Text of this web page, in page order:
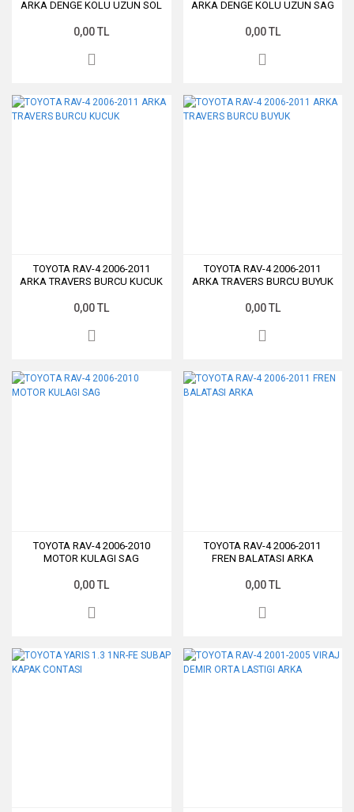
ARKA DENGE KOLU UZUN SOL
0,00 TL
ARKA DENGE KOLU UZUN SAG
0,00 TL
TOYOTA RAV-4 2006-2011
ARKA TRAVERS BURCU KUCUK
0,00 TL
TOYOTA RAV-4 2006-2011
ARKA TRAVERS BURCU BUYUK
0,00 TL
TOYOTA RAV-4 2006-2010
MOTOR KULAGI SAG
0,00 TL
TOYOTA RAV-4 2006-2011
FREN BALATASI ARKA
0,00 TL